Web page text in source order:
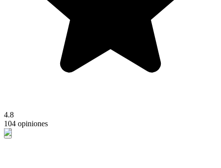
4.8
104 opiniones